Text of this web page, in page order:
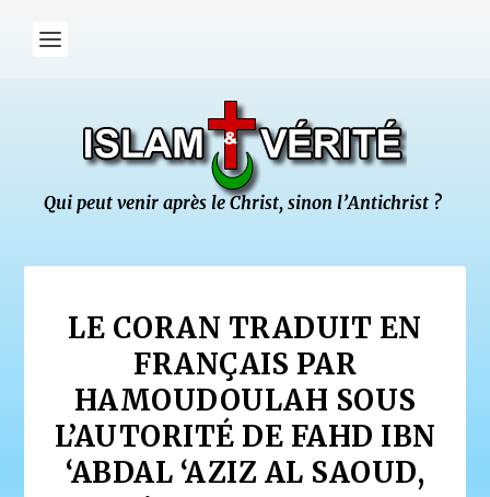
LE CORAN TRADUIT EN
FRANÇAIS PAR
HAMOUDOULAH SOUS
L’AUTORITÉ DE FAHD IBN
‘ABDAL ‘AZIZ AL SAOUD,